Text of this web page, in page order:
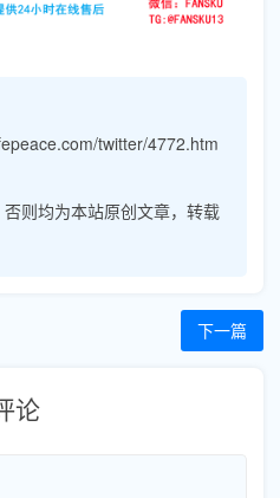
twitter/4772.htm
则均为本站原创文章，转载
下一篇
论